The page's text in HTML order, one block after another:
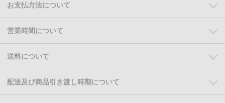
お支払方法について
営業時間について
送料について
配送及び商品引き渡し時期について